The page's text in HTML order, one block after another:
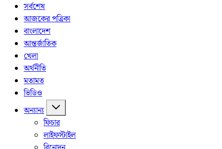
সর্বশেষ
আজকের পত্রিকা
বাংলাদেশ
আন্তর্জাতিক
খেলা
অর্থনীতি
মতামত
ভিডিও
অন্যান্য
ফিচার
লাইফস্টাইল